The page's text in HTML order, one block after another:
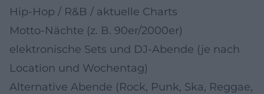
Hip-Hop / R&B / aktuelle Charts
Motto-Nächte (z. B. 90er/2000er)
elektronische Sets und DJ-Abende (je nach
Location und Wochentag)
Alternative Abende (Rock, Punk, Ska, Reggae,